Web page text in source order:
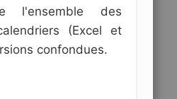
l'ensemble des
(Excel et
confondues.